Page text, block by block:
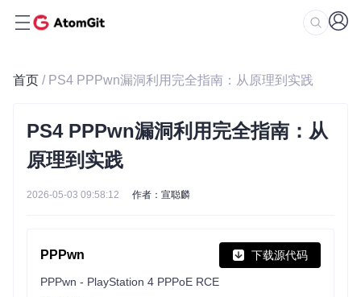
首页 / PS4 PPPwn漏洞利用完全指南：从原理到实践
PS4 PPPwn漏洞利用完全指南：从
原理到实践
2026-05-03 09:58:12 作者：宣聪麟
PPPwn 下载源代码
PPPwn - PlayStation 4 PPPoE RCE